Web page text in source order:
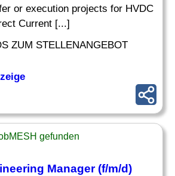
or execution projects for HVDC
Current [...]
ZUM STELLENANGEBOT
gefunden
Manager(f/m/d)